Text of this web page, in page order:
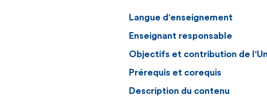
Langue d'enseignement
Enseignant responsable
Objectifs et contribution de
Prérequis et corequis
Description du contenu